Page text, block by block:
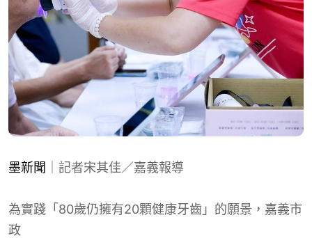
墨新聞 ｜記者宋其佳／嘉義報導
為實踐「80歲仍擁有20顆健康牙齒」的願景， 嘉義市
政